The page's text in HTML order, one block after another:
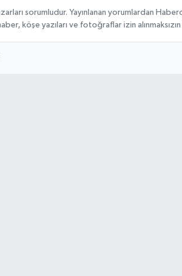
sorumludur. Yayınlanan yorumlardan
köşe yazıları ve fotoğraflar izin